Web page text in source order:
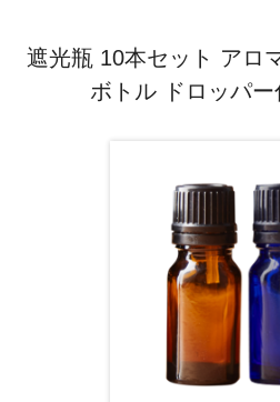
遮光瓶 10本セット アロ
ボトル ドロッパ